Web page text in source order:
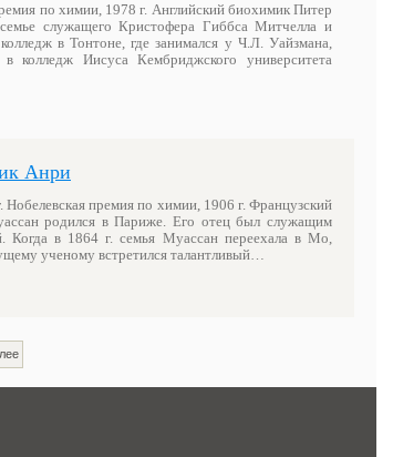
по химии, 1978 г. Английский биохимик Питер
служащего Кристофера Гиббса Митчелла и
в Тонтоне, где занимался у Ч.Л. Уайзмана,
колледж Иисуса Кембриджского университета
Анри
Нобелевская премия по химии, 1906 г. Французский
родился в Париже. Его отец был служащим
Когда в 1864 г. семья Муассан переехала в Мо,
ученому встретился талантливый…